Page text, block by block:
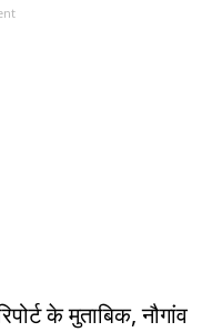
के मुताबिक, नौगांव